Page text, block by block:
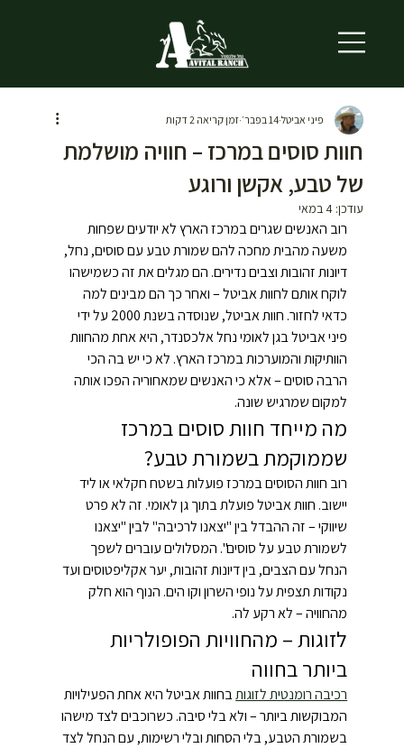
חוות סוסים במרכז – חוויה מושלמת
של טבע, אקשן ורוגע
פיני אביטל 14 בפבר׳ זמן קריאה 2 דקות
עודכן: 4 במאי
רוב האנשים שגרים במרכז הארץ לא יודעים שפחות
משעה מהבית מחכה להם שמורת טבע עם סוסים, נחל,
דיונות זהובות וצבים נדירים. הם מגלים את זה כשמישהו
לוקח אותם לחוות אביטל – ואחר כך הם מבינים למה
כדאי לחזור. חוות אביטל, שנוסדה בשנת 2000 על ידי
פיני אביטל בגן לאומי נחל אלכסנדר, היא אחת מהחוות
הוותיקות והמוערכות במרכז הארץ. לא כי יש בה הכי
הרבה סוסים – אלא כי האנשים שמאחוריה הפכו אותה
למקום שמרגיש שונה.
מה מייחד חוות סוסים במרכז
שממוקמת בשמורת טבע?
רוב חוות הסוסים במרכז פועלות בשטח חקלאי או ליד
יישוב. חוות אביטל פועלת בתוך גן לאומי. זה לא פרט
שיווקי – זה ההבדל בין "יצאנו לרכיבה" לבין "יצאנו
לשמורת טבע על סוסים". המסלולים עוברים לשפך
הנחל עם הצבים, בין דיונות זהובות, יער אקליפטוסים ועד
נקודות תצפית על נופי השרון וקו הים. הנוף הוא חלק
מהחוויה – לא רקע לה.
לזוגות – מהחוויות הפופולריות
ביותר בחווה
רכיבה רומנטית לזוגות בחוות אביטל היא אחת הפעילויות
המבוקשות ביותר – ולא בלי סיבה. כשרוכבים לצד מישהו
בשמורת הטבע, בלי הסחות ובלי רשימות, עם הנחל לצד